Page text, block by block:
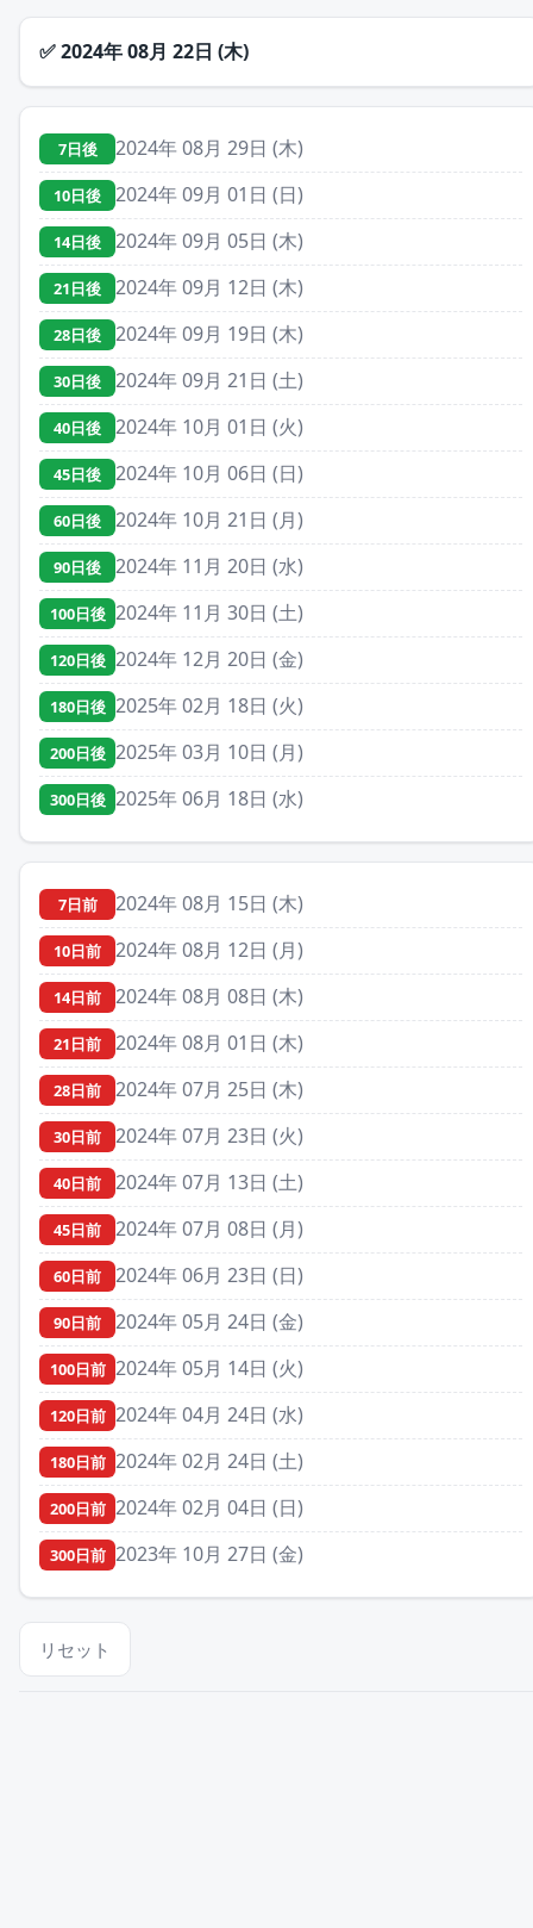
✅2024年 08月 22日 (木)
7日後 2024年 08月 29日 (木)
10日後 2024年 09月 01日 (日)
14日後 2024年 09月 05日 (木)
21日後 2024年 09月 12日 (木)
28日後 2024年 09月 19日 (木)
30日後 2024年 09月 21日 (土)
40日後 2024年 10月 01日 (火)
45日後 2024年 10月 06日 (日)
60日後 2024年 10月 21日 (月)
90日後 2024年 11月 20日 (水)
100日後 2024年 11月 30日 (土)
120日後 2024年 12月 20日 (金)
180日後 2025年 02月 18日 (火)
200日後 2025年 03月 10日 (月)
300日後 2025年 06月 18日 (水)
7日前 2024年 08月 15日 (木)
10日前 2024年 08月 12日 (月)
14日前 2024年 08月 08日 (木)
21日前 2024年 08月 01日 (木)
28日前 2024年 07月 25日 (木)
30日前 2024年 07月 23日 (火)
40日前 2024年 07月 13日 (土)
45日前 2024年 07月 08日 (月)
60日前 2024年 06月 23日 (日)
90日前 2024年 05月 24日 (金)
100日前 2024年 05月 14日 (火)
120日前 2024年 04月 24日 (水)
180日前 2024年 02月 24日 (土)
200日前 2024年 02月 04日 (日)
300日前 2023年 10月 27日 (金)
リセット